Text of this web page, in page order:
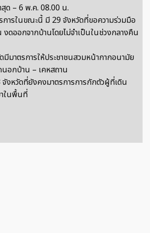
สุด – 6 พ.ค. 08.00 น.
การในขณะนี้ มี 29 จังหวัดที่ขอความร่วมมือ
งดออกจากบ้านโดยไม่จำเป็นในช่วงกลางคืน
มีมาตรการให้ประชาชนสวมหน้ากากอนามัย
อกบ้าน – เคหสถาน
จังหวัดที่ยังคงมาตรการการกักตัวผู้ที่เดิน
าในพื้นที่